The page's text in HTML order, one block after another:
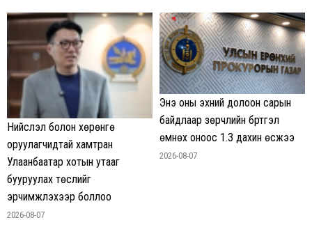
Нийслэл болон хөрөнгө
оруулагчидтай хамтран
Улаанбаатар хотын утааг
бууруулах төслийг
эрчимжүүлэхээр боллоо
2026-08-07
Энэ оны эхний долоон сарын
байдлаар зөрчлийн бүртгэл
өмнөх оноос 1.3 дахин өсжээ
2026-08-07